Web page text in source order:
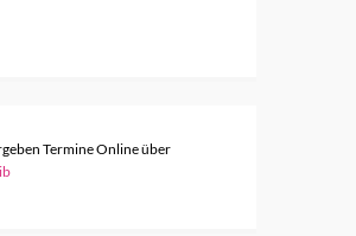
Termine Online über